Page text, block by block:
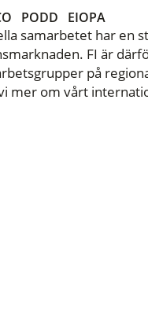
PODD EIOPA
samarbetet har en
FI är
på
mer om vårt